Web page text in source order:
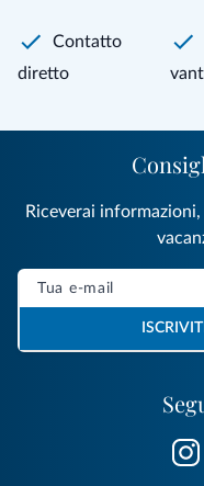
Contatto
diretto
Riceverai